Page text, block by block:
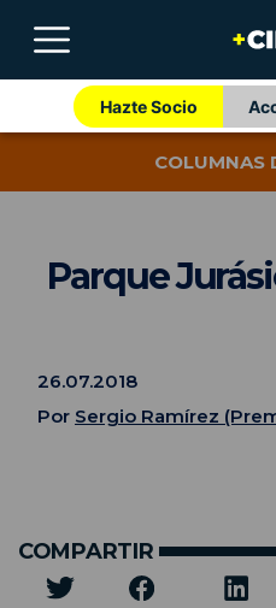
Hazte Socio
COLUMNAS
Parque
26.07.2018
Por Sergio Ramírez
COMPARTIR